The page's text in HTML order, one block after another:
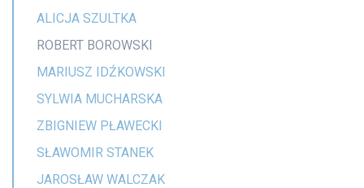
ALICJA SZULTKA
ROBERT BOROWSKI
MARIUSZ IDŹKOWSKI
SYLWIA MUCHARSKA
ZBIGNIEW PŁAWECKI
SŁAWOMIR STANEK
JAROSŁAW WALCZAK